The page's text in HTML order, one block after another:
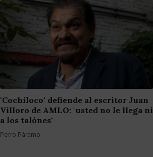
'Cochiloco' defiende al escritor Juan
Villoro de AMLO: "usted no le llega ni
a los talónes"
Perro Páramo